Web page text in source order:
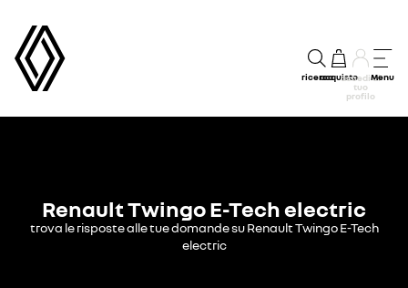
ricercaacquistoaccedi al
tuo
profilo
Menu
Renault Twingo E-Tech electric
trova le risposte alle tue domande su Renault Twingo E-Tech
electric